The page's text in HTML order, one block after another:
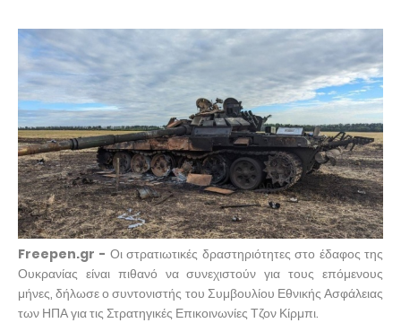
Freepen.gr - Οι στρατιωτικές δραστηριότητες στο έδαφος της
Ουκρανίας είναι πιθανό να συνεχιστούν για τους επόμενους
μήνες, δήλωσε ο συντονιστής του Συμβουλίου Εθνικής Ασφάλειας
των ΗΠΑ για τις Στρατηγικές Επικοινωνίες Τζον Κίρμπι.